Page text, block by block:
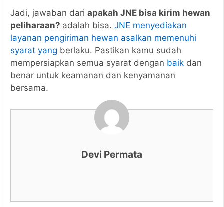
Jadi, jawaban dari apakah JNE bisa kirim hewan
peliharaan? adalah bisa. JNE menyediakan
layanan pengiriman hewan asalkan memenuhi
syarat yang berlaku. Pastikan kamu sudah
mempersiapkan semua syarat dengan baik dan
benar untuk keamanan dan kenyamanan
bersama.
Devi Permata